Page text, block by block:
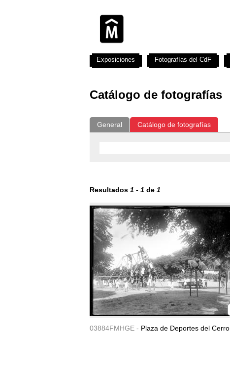
Catálogo de fotografías
General Catálogo de fotografías
Resultados 1 - 1 de 1
03884FMHGE - Plaza de Deportes del Cerro.
Exposiciones Fotografías del CdF